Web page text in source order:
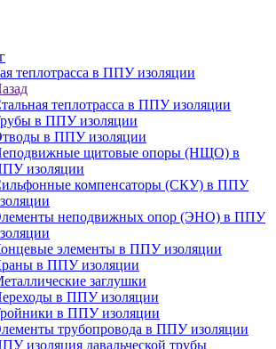
теплотрасса в ППУ изоляции
теплотрасса в ППУ изоляции
в ППУ изоляции
в ППУ изоляции
щитовые опоры (НЩО) в
изоляции
компенсаторы (СКУ) в ППУ
неподвижных опор (ЭНО) в ППУ
элементы в ППУ изоляции
в ППУ изоляции
заглушки
в ППУ изоляции
в ППУ изоляции
трубопровода в ППУ изоляции
изоляция давальческой трубы